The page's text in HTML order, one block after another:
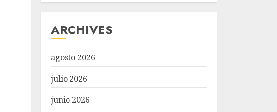
ARCHIVES
agosto 2026
julio 2026
junio 2026